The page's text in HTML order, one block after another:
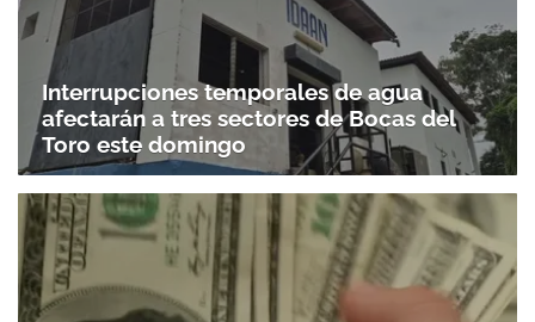
Interrupciones temporales de agua
afectarán a tres sectores de Bocas del
Toro este domingo